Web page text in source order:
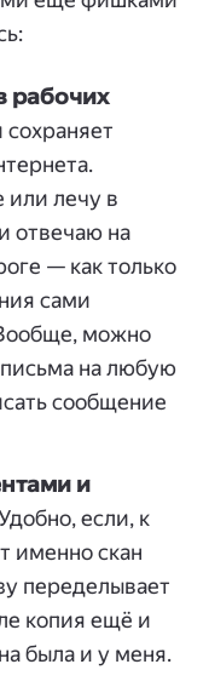
рабочих
или лечу в
отвечаю на
— как только
сами
можно
на любую
сообщение
и
если, к
именно скан
переделывает
копия ещё и
была и у меня.